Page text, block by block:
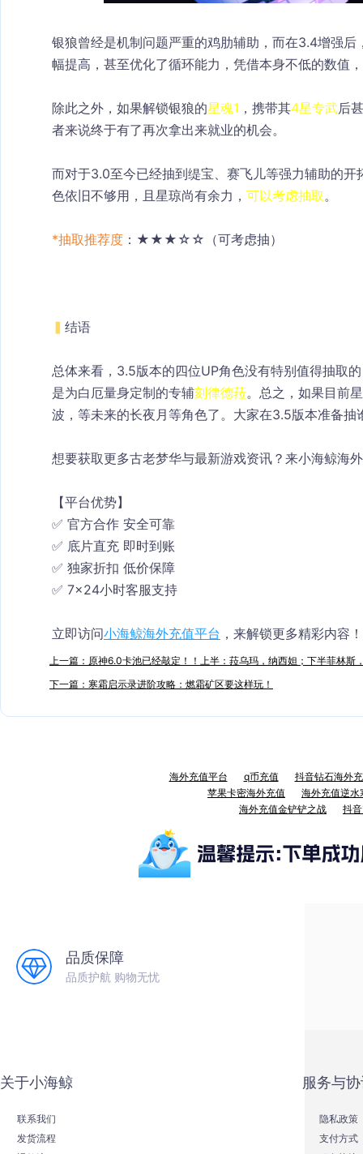
银狼曾经是机制问题严重的鸡肋辅助，而在3.4增强后
幅提高，甚至优化了循环能力，凭借本身不低的数值
除此之外，如果解锁银狼的星魂1 ，携带其4星专武后
者来说终于有了再次拿出来就业的机会。
而对于3.0至今已经抽到缇宝、赛飞儿等强力辅助的
色依旧不够用，且星琼尚有余力， 可以考虑抽取。
*抽取推荐度 ：★★★☆☆（可考虑抽）
▍ 结语
总体来看，3.5版本的四位UP角色没有特别值得抽取
是为白厄量身定制的专辅刻律德菈。总之，如果目前
波，等未来的长夜月等角色了。大家在3.5版本准备抽
想要获取更多古老梦华与最新游戏资讯？来小海鲸海
【平台优势】
✅ 官方合作 安全可靠
✅ 底片直充 即时到账
✅ 独家折扣 低价保障
✅ 7×24小时客服支持
立即访问小海鲸海外充值平台 ，来解锁更多精彩内容！
上一篇：原神6.0卡池已经敲定！！上半：菈乌玛，纳西妲；下半菲林斯
下一篇：寒霜启示录进阶攻略：燃霜矿区要这样玩！
海外充值平台 q币充值
抖音钻石海外
苹果卡密海外充值
海外充值逆水
海外充值金铲铲之战
抖
品质保障
品质护航 购物无忧
关于小海鲸
联系我们
发货流程
服务与
隐私政策
支付方式